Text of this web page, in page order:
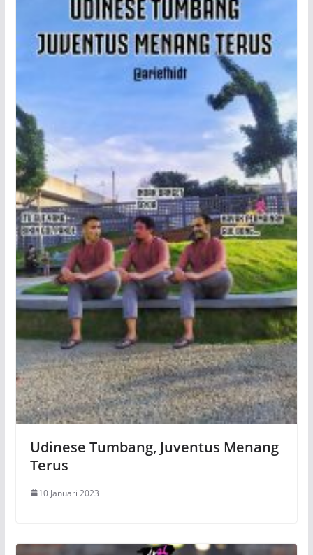
Udinese Tumbang, Juventus Menang
Terus
10 Januari 2023